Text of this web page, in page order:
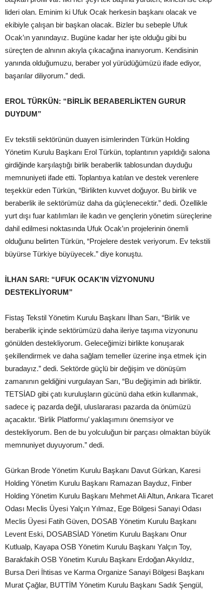
lideri olan. Eminim ki Ufuk Ocak herkesin başkanı olacak ve
ekibiyle çalışan bir başkan olacak. Bizler bu sebeple Ufuk
Ocak’ın yanındayız. Bugüne kadar her işte olduğu gibi bu
süreçten de alnının akıyla çıkacağına inanıyorum. Kendisinin
yanında olduğumuzu, beraber yol yürüdüğümüzü ifade ediyor,
başarılar diliyorum.” dedi.
EROL TÜRKÜN: “BİRLİK BERABERLİKTEN GURUR
DUYDUM”
Ev tekstili sektörünün duayen isimlerinden Türkün Holding
Yönetim Kurulu Başkanı Erol Türkün, toplantının yapıldığı salona
girdiğinde karşılaştığı birlik beraberlik tablosundan duyduğu
memnuniyeti ifade etti. Toplantıya katılan ve destek verenlere
teşekkür eden Türkün, “Birlikten kuvvet doğuyor. Bu birlik ve
beraberlik ile sektörümüz daha da güçlenecektir.” dedi. Özellikle
yurt dışı fuar katılımları ile kadın ve gençlerin yönetim süreçlerine
dahil edilmesi noktasında Ufuk Ocak’ın projelerinin önemli
olduğunu belirten Türkün, “Projelere destek veriyorum. Ev tekstili
büyürse Türkiye büyüyecek.” diye konuştu.
İLHAN SARI: “UFUK OCAK’IN VİZYONUNU
DESTEKLİYORUM”
Fistaş Tekstil Yönetim Kurulu Başkanı İlhan Sarı, “Birlik ve
beraberlik içinde sektörümüzü daha ileriye taşıma vizyonunu
gönülden destekliyorum. Geleceğimizi birlikte konuşarak
şekillendirmek ve daha sağlam temeller üzerine inşa etmek için
buradayız.” dedi. Sektörde güçlü bir değişim ve dönüşüm
zamanının geldiğini vurgulayan Sarı, “Bu değişimin adı birliktir.
TETSİAD gibi çatı kuruluşların gücünü daha etkin kullanmak,
sadece iç pazarda değil, uluslararası pazarda da önümüzü
açacaktır. ‘Birlik Platformu’ yaklaşımını önemsiyor ve
destekliyorum. Ben de bu yolculuğun bir parçası olmaktan büyük
memnuniyet duyuyorum.” dedi.
Gürkan Brode Yönetim Kurulu Başkanı Davut Gürkan, Karesi
Holding Yönetim Kurulu Başkanı Ramazan Bayduz, Finber
Holding Yönetim Kurulu Başkanı Mehmet Ali Altun, Ankara Ticaret
Odası Meclis Üyesi Yalçın Yılmaz, Ege Bölgesi Sanayi Odası
Meclis Üyesi Fatih Güven, DOSAB Yönetim Kurulu Başkanı
Levent Eski, DOSABSİAD Yönetim Kurulu Başkanı Onur
Kutlualp, Kayapa OSB Yönetim Kurulu Başkanı Yalçın Toy,
Barakfakih OSB Yönetim Kurulu Başkanı Erdoğan Akyıldız,
Bursa Deri İhtisas ve Karma Organize Sanayi Bölgesi Başkanı
Murat Çağlar, BUTTİM Yönetim Kurulu Başkanı Sadık Şengül,